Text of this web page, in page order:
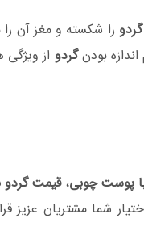
گردو را شکسته و مغز آن
بودنگردو از
پوست چوبی،قیمت
شما مشتریان عزیز